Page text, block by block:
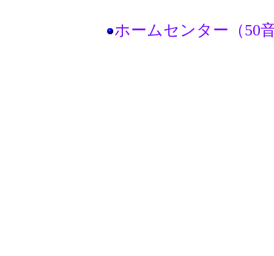
ホームセンター（50